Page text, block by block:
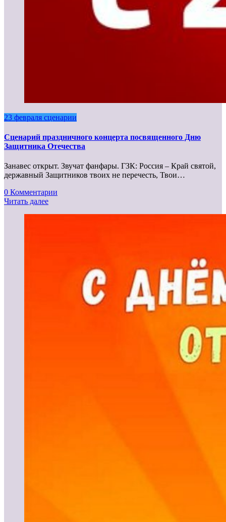
23 февраля сценарии
Сценарий праздничного концерта посвященного Дню
Защитника Отечества
Занавес открыт. Звучат фанфары. ГЗК: Россия – Край святой,
державный Защитников твоих не перечесть, Твои…
0 Комментарии
Читать далее